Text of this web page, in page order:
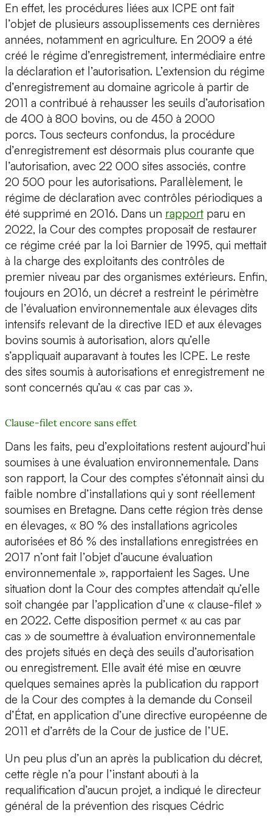
En effet, les procédures liées aux ICPE ont fait
l’objet de plusieurs assouplissements ces dernières
années, notamment en agriculture. En 2009 a été
créé le régime d’enregistrement, intermédiaire entre
la déclaration et l’autorisation. L’extension du régime
d’enregistrement au domaine agricole à partir de
2011 a contribué à rehausser les seuils d’autorisation
de 400 à 800 bovins, ou de 450 à 2000
porcs. Tous secteurs confondus, la procédure
d’enregistrement est désormais plus courante que
l’autorisation, avec 22 000 sites associés, contre
20 500 pour les autorisations. Parallèlement, le
régime de déclaration avec contrôles périodiques a
été supprimé en 2016. Dans un rapport paru en
2022, la Cour des comptes proposait de restaurer
ce régime créé par la loi Barnier de 1995, qui mettait
à la charge des exploitants des contrôles de
premier niveau par des organismes extérieurs. Enfin,
toujours en 2016, un décret a restreint le périmètre
de l’évaluation environnementale aux élevages dits
intensifs relevant de la directive IED et aux élevages
bovins soumis à autorisation, alors qu’elle
s’appliquait auparavant à toutes les ICPE. Le reste
des sites soumis à autorisations et enregistrement ne
sont concernés qu’au « cas par cas ».
Clause-filet encore sans effet
Dans les faits, peu d’exploitations restent aujourd’hui
soumises à une évaluation environnementale. Dans
son rapport, la Cour des comptes s’étonnait ainsi du
faible nombre d’installations qui y sont réellement
soumises en Bretagne. Dans cette région très dense
en élevages, « 80 % des installations agricoles
autorisées et 86 % des installations enregistrées en
2017 n’ont fait l’objet d’aucune évaluation
environnementale », rapportaient les Sages. Une
situation dont la Cour des comptes attendait qu’elle
soit changée par l’application d’une « clause-filet »
en 2022. Cette disposition permet « au cas par
cas » de soumettre à évaluation environnementale
des projets situés en deçà des seuils d’autorisation
ou enregistrement. Elle avait été mise en œuvre
quelques semaines après la publication du rapport
de la Cour des comptes à la demande du Conseil
d’État, en application d’une directive européenne de
2011 et d’arrêts de la Cour de justice de l’UE.
Un peu plus d’un an après la publication du décret,
cette règle n’a pour l’instant abouti à la
requalification d’aucun projet, a indiqué le directeur
général de la prévention des risques Cédric